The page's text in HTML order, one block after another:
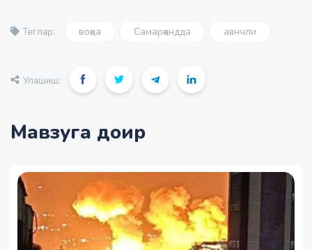
Теглар: воқеа Самарқандда аянчли
Улашиш:
Мавзуга доир